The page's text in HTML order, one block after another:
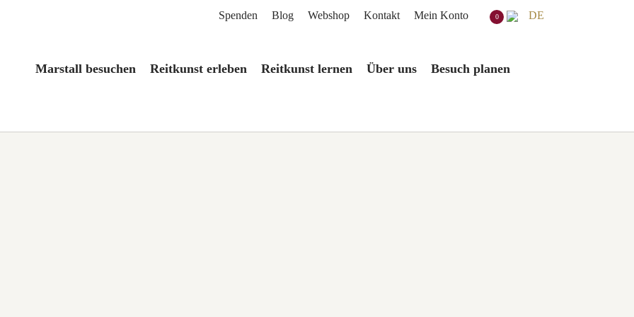
DE
0
Mein Konto
Kontakt
Webshop
Blog
Spenden
Besuch planen
Über uns
Reitkunst lernen
Reitkunst erleben
Marstall besuchen